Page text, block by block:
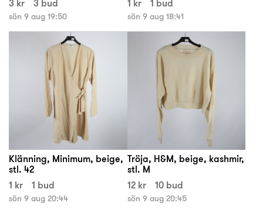
3 kr
3 bud
sön 9 aug 19:50
1 kr
1 bud
sön 9 aug 18:41
Klänning, Minimum, beige,
stl. 42
1 kr
1 bud
sön 9 aug 20:44
Tröja, H&M, beige, kashmir,
stl. M
12 kr
10 bud
sön 9 aug 20:45